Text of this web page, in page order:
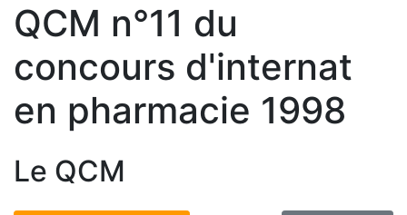
QCM n°11 du
concours d'internat
en pharmacie 1998
Le QCM